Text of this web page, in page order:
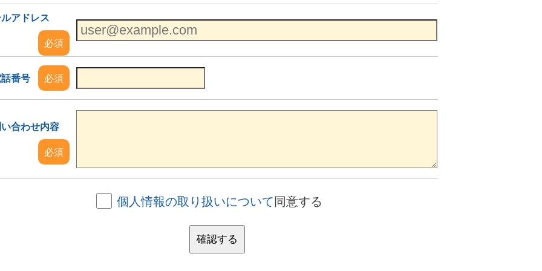
ルアドレス
必須
番号 必須
合わせ内容
必須
個人情報の取り扱いについて同意する
確認する